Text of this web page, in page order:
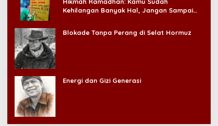
Hikmah Ramadhan: Kamu Sudah
Kehilangan Banyak Hal, Jangan Sampai
Blokade Tanpa Perang di Selat Hormuz
Energi dan Gizi Generasi